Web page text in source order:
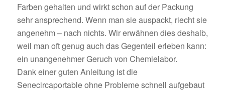
Farben gehalten und wirkt schon auf der Packung
sehr ansprechend. Wenn man sie auspackt, riecht sie
angenehm – nach nichts. Wir erwähnen dies deshalb,
weil man oft genug auch das Gegenteil erleben kann:
ein unangenehmer Geruch von Chemielabor.
Dank einer guten Anleitung ist die
Senecircaportable ohne Probleme schnell aufgebaut